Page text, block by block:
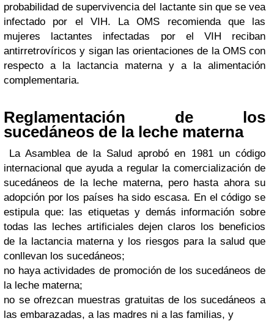
probabilidad de supervivencia del lactante sin que se vea
infectado por el VIH. La OMS recomienda que las
mujeres lactantes infectadas por el VIH reciban
antirretrovíricos y sigan las orientaciones de la OMS con
respecto a la lactancia materna y a la alimentación
complementaria.
Reglamentación de los
sucedáneos de la leche materna
La Asamblea de la Salud aprobó en 1981 un código
internacional que ayuda a regular la comercialización de
sucedáneos de la leche materna, pero hasta ahora su
adopción por los países ha sido escasa. En el código se
estipula que: las etiquetas y demás información sobre
todas las leches artificiales dejen claros los beneficios
de la lactancia materna y los riesgos para la salud que
conllevan los sucedáneos;
no haya actividades de promoción de los sucedáneos de
la leche materna;
no se ofrezcan muestras gratuitas de los sucedáneos a
las embarazadas, a las madres ni a las familias, y